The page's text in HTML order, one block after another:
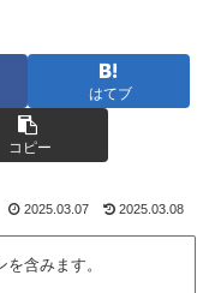
はてブ
コピー
2025.03.07 2025.03.08
含みます。